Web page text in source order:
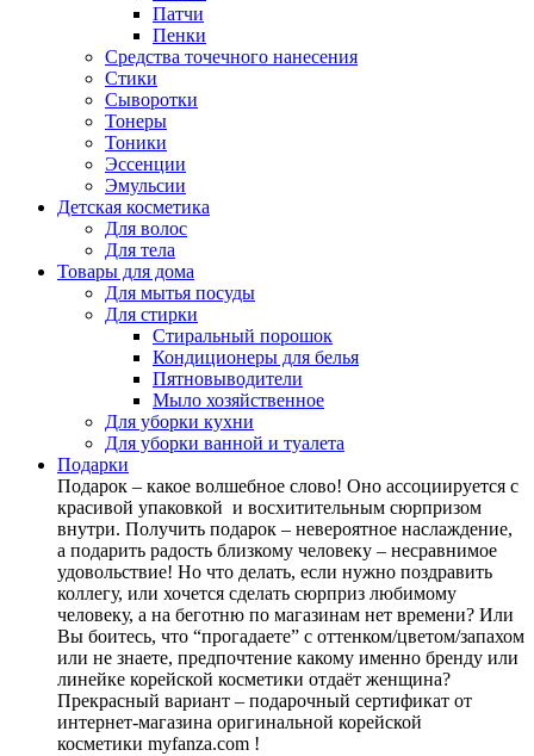
Патчи
Пенки
Средства точечного нанесения
Стики
Сыворотки
Тонеры
Тоники
Эссенции
Эмульсии
Детская косметика
Для волос
Для тела
Товары для дома
Для мытья посуды
Для стирки
Стиральный порошок
Кондиционеры для белья
Пятновыводители
Мыло хозяйственное
Для уборки кухни
Для уборки ванной и туалета
Подарки
Подарок – какое волшебное слово! Оно ассоциируется с
красивой упаковкой и восхитительным сюрпризом
внутри. Получить подарок – невероятное наслаждение,
а подарить радость близкому человеку – несравнимое
удовольствие! Но что делать, если нужно поздравить
коллегу, или хочется сделать сюрприз любимому
человеку, а на беготню по магазинам нет времени? Или
Вы боитесь, что “прогадаете” с оттенком/цветом/запахом
или не знаете, предпочтение какому именно бренду или
линейке корейской косметики отдаёт женщина?
Прекрасный вариант – подарочный сертификат от
интернет-магазина оригинальной корейской
косметики myfanza.com !